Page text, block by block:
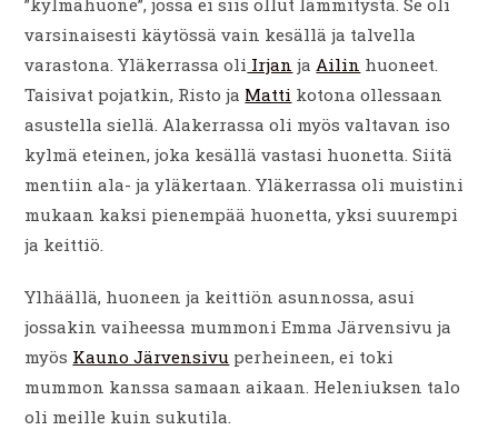
”kylmähuone”, jossa ei siis ollut lämmitystä. Se oli
varsinaisesti käytössä vain kesällä ja talvella
varastona. Yläkerrassa oli Irjan jaAilin huoneet.
Taisivat pojatkin, Risto ja Matti kotona ollessaan
asustella siellä. Alakerrassa oli myös valtavan iso
kylmä eteinen, joka kesällä vastasi huonetta. Siitä
mentiin ala- ja yläkertaan. Yläkerrassa oli muistini
mukaan kaksi pienempää huonetta, yksi suurempi
ja keittiö.
Ylhäällä, huoneen ja keittiön asunnossa, asui
jossakin vaiheessa mummoni Emma Järvensivu ja
myös Kauno Järvensivu perheineen, ei toki
mummon kanssa samaan aikaan. Heleniuksen talo
oli meille kuin sukutila.